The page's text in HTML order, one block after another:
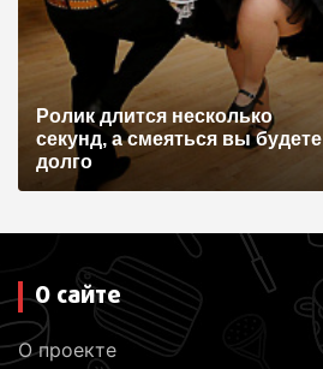
а
п
и
с
я
Ролик длится несколько
секунд, а смеяться вы будете
долго
О сайте
О проекте